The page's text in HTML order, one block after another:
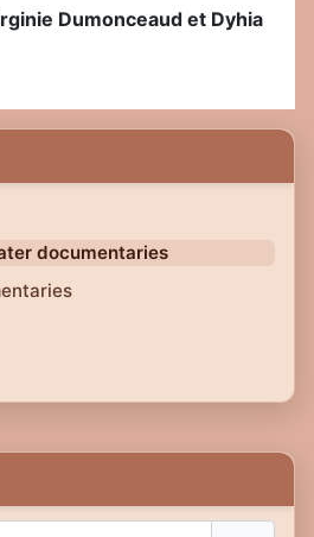
documentaries
Dumonceaud et Dyhia